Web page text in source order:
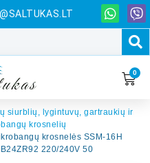
0
siurblių, lygintuvų, gartraukių ir
krosnelių
krosnelės SSM-16H
220/240V 50